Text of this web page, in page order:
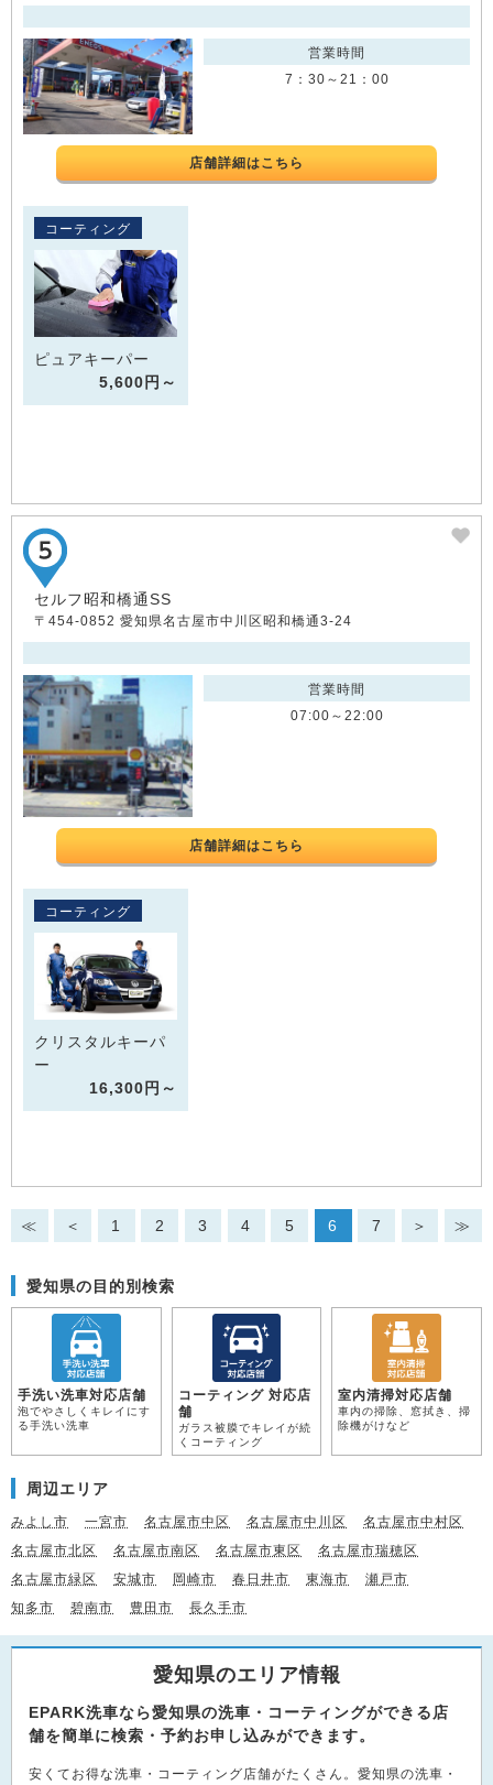
営業時間
7：30～21：00
店舗詳細はこちら
コーティング
ピュアキーパー
5,600円～
セルフ昭和橋通SS
〒454-0852 愛知県名古屋市中川区昭和橋通3-24
営業時間
07:00～22:00
店舗詳細はこちら
コーティング
クリスタルキーパ
ー
16,300円～
≪ ＜ 1 2 3 4 5 6 7 ＞ ≫
愛知県の目的別検索
手洗い洗車対応店舗
泡でやさしくキレイにす
る手洗い洗車
コーティング 対応店
舗
ガラス被膜でキレイが続
くコーティング
室内清掃対応店舗
車内の掃除、窓拭き、掃
除機がけなど
周辺エリア
みよし市 一宮市 名古屋市中区 名古屋市中川区
名古屋市中村区
名古屋市北区
名古屋市南区 名古屋市東区
名古屋市瑞穂区
名古屋市緑区
安城市 岡崎市 春日井市 東海市
瀬戸市
知多市
碧南市 豊田市 長久手市
愛知県のエリア情報
EPARK洗車なら愛知県の洗車・コーティングができる店
舗を簡単に検索・予約お申し込みができます。
安くてお得な洗車・コーティング店舗がたくさん。愛知県の洗車・